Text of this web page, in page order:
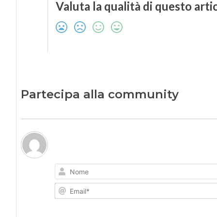
Valuta la qualità di questo
Partecipa alla community